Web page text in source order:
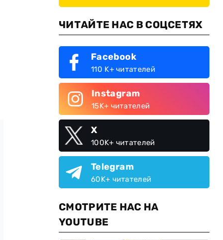
ЧИТАЙТЕ НАС В СОЦСЕТЯХ
Facebook
110 K+ читателей
Instagram
15K+ читателей
X
100K+ читателей
Telegram
60K+ читателей
СМОТРИТЕ НАС НА
YOUTUBE